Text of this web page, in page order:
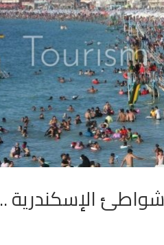
الإسكندرية ..